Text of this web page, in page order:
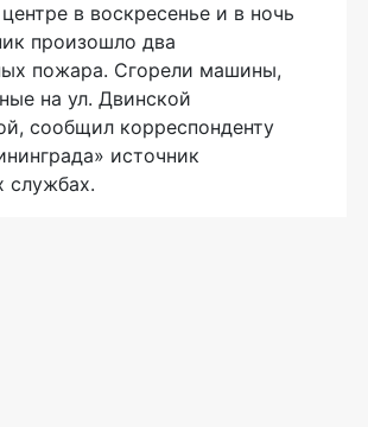
в воскресенье и в ночь
произошло два
пожара. Сгорели машины,
на ул. Двинской
сообщил корреспонденту
источник
службах.